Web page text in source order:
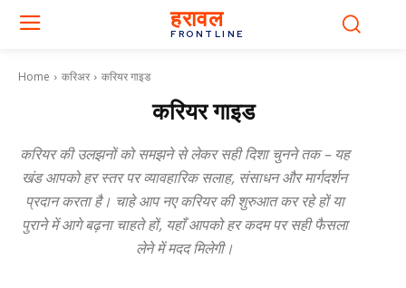
हरावल
FRONTLINE
Home करिअर करियर गाइड
करियर गाइड
करियर की उलझनों को समझने से लेकर सही दिशा चुनने तक – यह
खंड आपको हर स्तर पर व्यावहारिक सलाह, संसाधन और मार्गदर्शन
प्रदान करता है। चाहे आप नए करियर की शुरुआत कर रहे हों या
पुराने में आगे बढ़ना चाहते हों, यहाँ आपको हर कदम पर सही फैसला
लेने में मदद मिलेगी।